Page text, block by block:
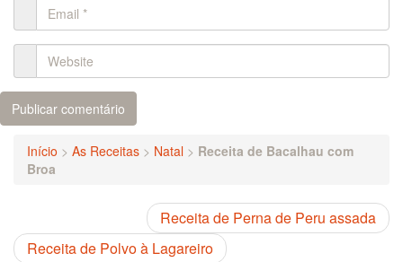
Início > As Receitas > Natal > Receita de Bacalhau com
Broa
Receita de Perna de Peru assada
Receita de Polvo à Lagareiro